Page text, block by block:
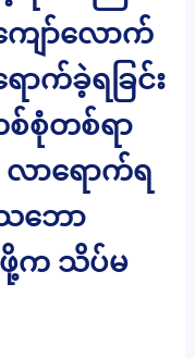
ျော်လောက်
ာက်ခဲ့ရခြင်း
စ်စုံတစ်ရာ
လာရောက်ရ
သဘော
က သိပ်မ